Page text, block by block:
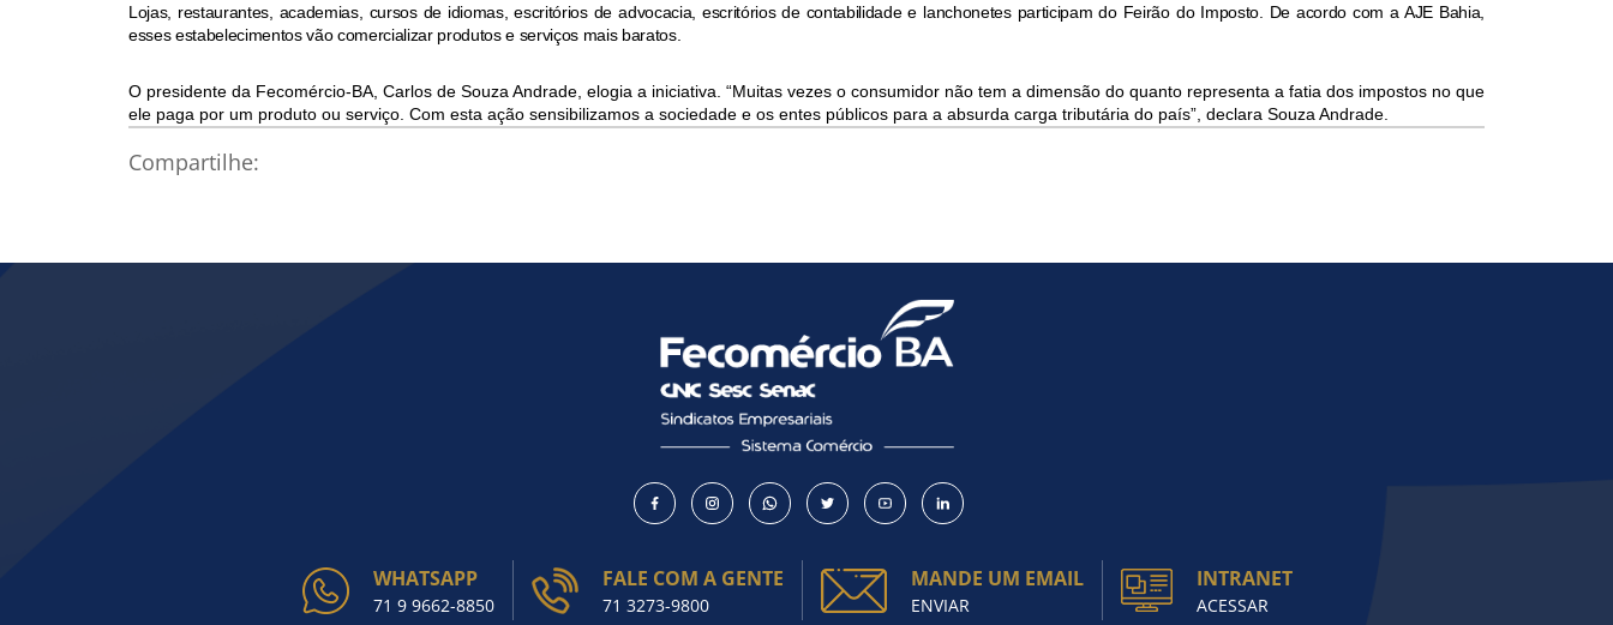
Como utilizar
Lojas, restaurantes, academias, cursos de idiomas, escritórios de advocacia, escritórios de contabilidade e lanchonetes participam do Feirão do Imposto. De acordo com a AJE Bahia,
esses estabelecimentos vão comercializar produtos e serviços mais baratos.
O presidente da Fecomércio-BA, Carlos de Souza Andrade, elogia a iniciativa. “Muitas vezes o consumidor não tem a dimensão do quanto representa a fatia dos impostos no que
ele paga por um produto ou serviço. Com esta ação sensibilizamos a sociedade e os entes públicos para a absurda carga tributária do país”, declara Souza Andrade.
Compartilhe:
WHATSAPP
71 9 9662-8850
FALE COM A GENTE
71 3273-9800
MANDE UM EMAIL
ENVIAR
INTRANET
ACESSAR